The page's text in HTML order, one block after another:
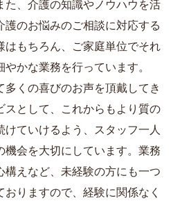
のお悩みのご相談に対応する
はもちろん、ご家庭単位でそれ
かな業務を行っています。
くの喜びのお声を頂戴してき
スとして、これからもより質の
ていけるよう、スタッフ一人
会を大切にしています。業務
えなど、未経験の方にも一つ
りますので、経験に関係なく